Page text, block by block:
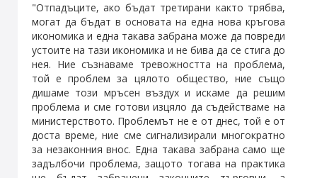
"Отпадъците, ако бъдат третирани както трябва,
могат да бъдат в основата на една нова кръгова
икономика и една такава забрана може да повреди
устоите на тази икономика и не бива да се стига до
нея. Ние съзнаваме тревожността на проблема,
той е проблем за цялото общество, ние също
дишаме този мръсен въздух и искаме да решим
проблема и сме готови изцяло да съдействаме на
министерството. Проблемът не е от днес, той е от
доста време, ние сме сигнализирали многократно
за незаконния внос. Една такава забрана само ще
задълбочи проблема, защото тогава на практика